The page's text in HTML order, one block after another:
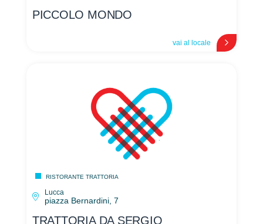
PICCOLO MONDO
vai al locale
RISTORANTE TRATTORIA
Lucca
piazza Bernardini, 7
TRATTORIA DA SERGIO